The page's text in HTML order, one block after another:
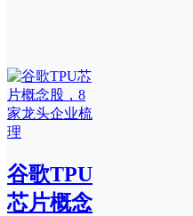
谷歌TPU
芯片概念